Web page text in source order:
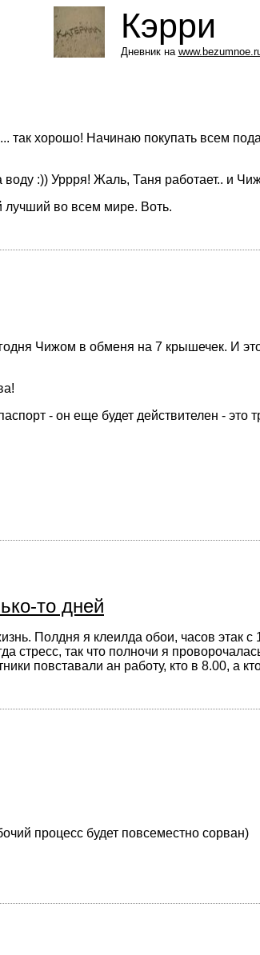
Кэрри
Дневник на
так хорошо! Начинаю покупать всем
:)) Уррря! Жаль, Таня работает.. и
лучший во всем мире. Воть.
Чижом в обменя на 7 крышечек. И
- он еще будет действителен - это
то дней
Полдня я клеилда обои, часов этак
стресс, так что полночи я
повставали ан работу, кто в 8.00, а
процесс будет повсеместно сорван)